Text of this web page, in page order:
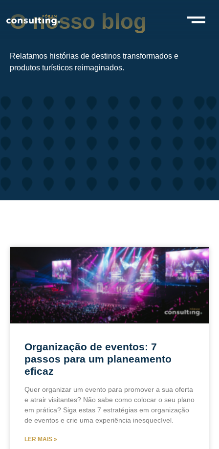
O nosso blog
Relatamos histórias de destinos transformados e
produtos turísticos reimaginados.
Organização de eventos: 7
passos para um planeamento
eficaz
Quer organizar um evento para promover a sua oferta
e atrair visitantes? Não sabe como colocar o seu plano
em prática? Siga estas 7 estratégias em organização
de eventos e crie uma experiência inesquecível.
LER MAIS »